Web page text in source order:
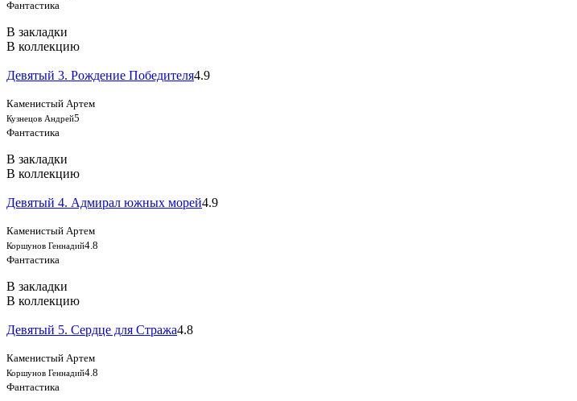
Фантастика
В закладки
В коллекцию
Девятый 3. Рождение Победителя4.9
Каменистый Артем
Кузнецов Андрей5
Фантастика
В закладки
В коллекцию
Девятый 4. Адмирал южных морей4.9
Каменистый Артем
Коршунов Геннадий4.8
Фантастика
В закладки
В коллекцию
Девятый 5. Сердце для Стража4.8
Каменистый Артем
Коршунов Геннадий4.8
Фантастика